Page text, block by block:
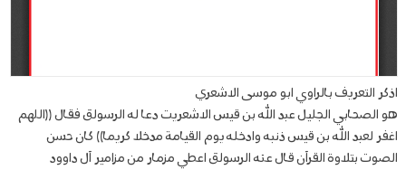
اذكر التعريف بالراوي ابو موسى الاشعري
هو الصحابي الجليل عبد الله بن قيس الاشعريت دعا له الرسولق فقال ((اللهم
اغفر لعبد الله بن قيس ذنبه وادخله يوم القيامة مدخلا كريما)) كان حسن
الصوت بتلاوة القرآن قال عنه الرسولق اعطي مزمار من مزامير آل داوود